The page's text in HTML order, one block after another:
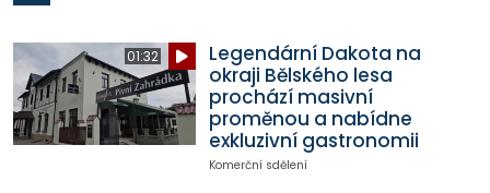
01:32
Legendární Dakota na
okraji Bělského lesa
prochází masivní
proměnou a nabídne
exkluzivní gastronomii
Komerční sdělení